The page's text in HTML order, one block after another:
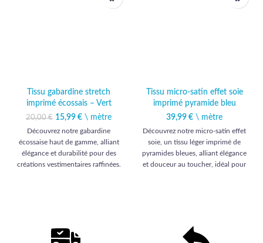
Tissu gabardine stretch
imprimé écossais – Vert
20,00€
Le prix initial était :
20,00 €.
15,99 €
Le prix
actuel est :
15,99 €.
\ mètre
Découvrez notre gabardine
écossaise haut de gamme, alliant
élégance et durabilité pour des
créations vestimentaires raffinées.
Tissu micro-satin effet soie
imprimé pyramide bleu
39,99 € \ mètre
Découvrez notre micro-satin effet
soie, un tissu léger imprimé de
pyramides bleues, alliant élégance
et douceur au toucher, idéal pour